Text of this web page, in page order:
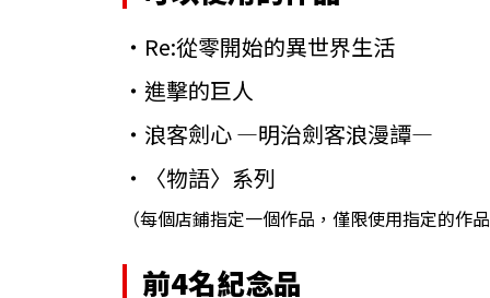
・Re:從零開始的異世界生活
・進擊的巨人
・浪客劍心 ―明治劍客浪漫譚―
・〈物語〉系列
（每個店鋪指定一個作品，僅限使用指定的作
前4名紀念品